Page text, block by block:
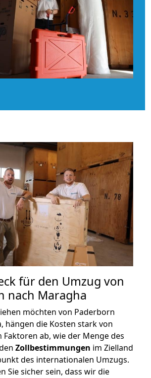
für den Umzug von
nach Maragha
möchten von Paderborn
hängen die Kosten stark von
Faktoren ab, wie der Menge des
Zollbestimmungen im Zielland
des internationalen Umzugs.
Sie sicher sein, dass wir die